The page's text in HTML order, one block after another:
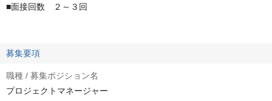
■面接回数 ２～３回
募集要項
職種 / 募集ポジション名
プロジェクトマネージャー